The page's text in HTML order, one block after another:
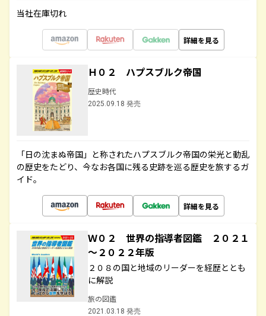
当社在庫切れ
詳細を見る
Ｈ０２ ハプスブルク帝国
歴史時代
2025.09.18 発売
「日の沈まぬ帝国」と称されたハプスブルク帝国の栄光と動乱
の歴史をたどり、今なお各国に残る史跡を巡る歴史を旅するガ
イド。
詳細を見る
Ｗ０２ 世界の指導者図鑑 ２０２１
～２０２２年版
２０８の国と地域のリーダーを経歴ととも
に解説
旅の図鑑
2021.03.18 発売